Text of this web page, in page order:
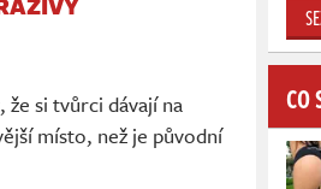
že si tvůrci dávají na
místo, než je původní
CO